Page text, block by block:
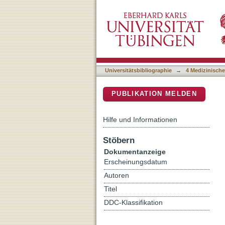
Kolonisierungsresistenz
aeruginosa
Universitätsbibliographie → 4
PUBLIKATION MELDEN
Hilfe und Informationen
Stöbern
Dokumentanzeige
Erscheinungsdatum
Autoren
Titel
DDC-Klassifikation